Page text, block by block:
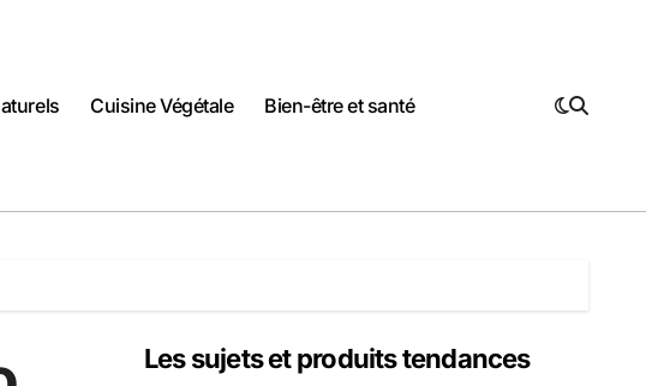
Cuisine Végétale Bien-être et santé
Les sujets et produits tendances